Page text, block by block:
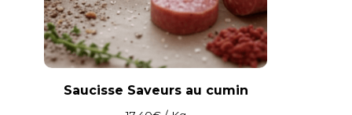
Saucisse Saveurs au cumin